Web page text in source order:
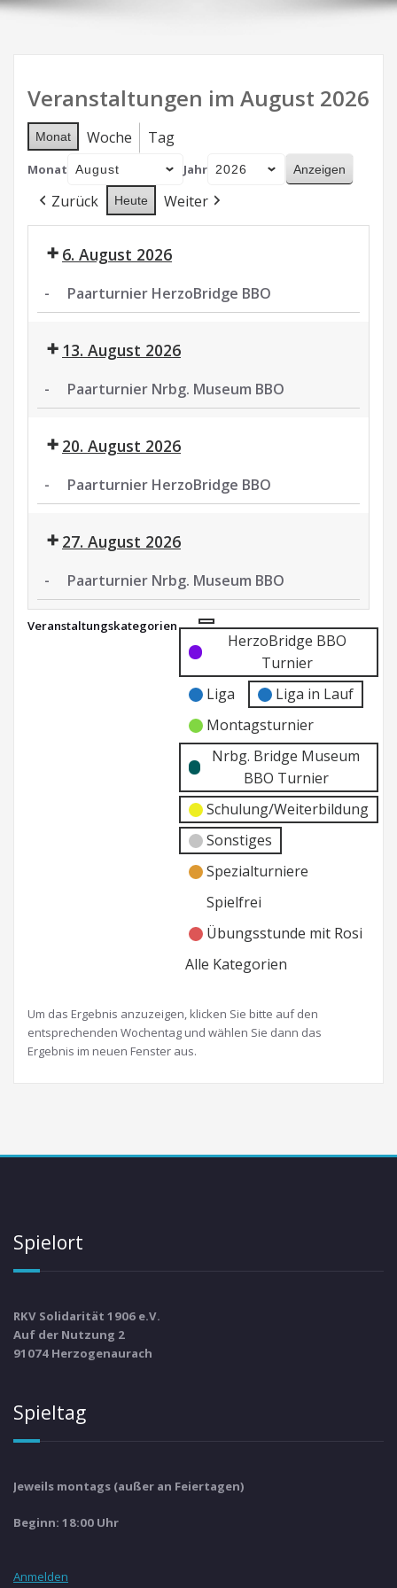
Veranstaltungen im August 2026
Monat Woche Tag
Monat Jahr
Zurück Heute Weiter
6. August 2026
- Paarturnier HerzoBridge BBO
HerzoBridge
BBO 13. August 2026
- Paarturnier Nrbg. Museum BBO
Nrbg.
Museum20. August 2026
- Paarturnier HerzoBridge BBO
HerzoBridge
BBO 27. August 2026
- Paarturnier Nrbg. Museum BBO
Paarturnier
Nrbg.
Veranstaltungskategorien Kategorie
ohne
Titel
Kategorie
Titel
HerzoBridge BBO
Turnier
Liga
Liga in Lauf
Montagsturnier
Nrbg. Bridge Museum
BBO Turnier
Schulung/Weiterbildung
Sonstiges
Spezialturniere
Spielfrei
Übungsstunde mit Rosi
Alle Kategorien
Um das Ergebnis anzuzeigen, klicken Sie bitte auf den
entsprechenden Wochentag und wählen Sie dann das
Ergebnis im neuen Fenster aus.
Spielort
RKV Solidarität 1906 e.V.
Auf der Nutzung 2
91074 Herzogenaurach
Spieltag
Jeweils montags (außer an Feiertagen)
Beginn: 18:00 Uhr
Anmelden